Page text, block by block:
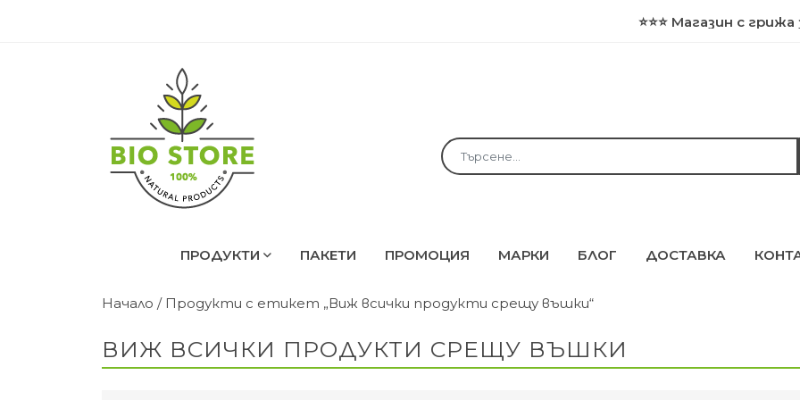
⭐⭐⭐ Магазин с грижа за
ПРОДУКТИ ПАКЕТИ ПРОМОЦИЯ МАРКИ БЛОГ ДОСТАВКА
Начало / Продукти с етикет „Виж всички продукти срещу въшки“
ВИЖ ВСИЧКИ ПРОДУКТИ СРЕЩУ ВЪШКИ